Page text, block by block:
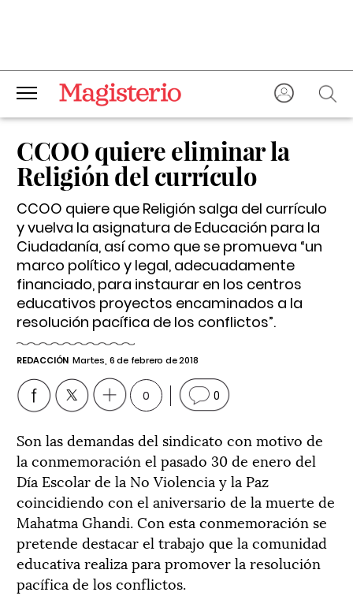
CCOO quiere eliminar la
Religión del currículo
CCOO quiere que Religión salga del currículo
y vuelva la asignatura de Educación para la
Ciudadanía, así como que se promueva “un
marco político y legal, adecuadamente
financiado, para instaurar en los centros
educativos proyectos encaminados a la
resolución pacífica de los conflictos”.
REDACCIÓN Martes, 6 de febrero de 2018
0 0
Son las demandas del sindicato con motivo de
la conmemoración el pasado 30 de enero del
Día Escolar de la No Violencia y la Paz
coincidiendo con el aniversario de la muerte de
Mahatma Ghandi. Con esta conmemoración se
pretende destacar el trabajo que la comunidad
educativa realiza para promover la resolución
pacífica de los conflictos.